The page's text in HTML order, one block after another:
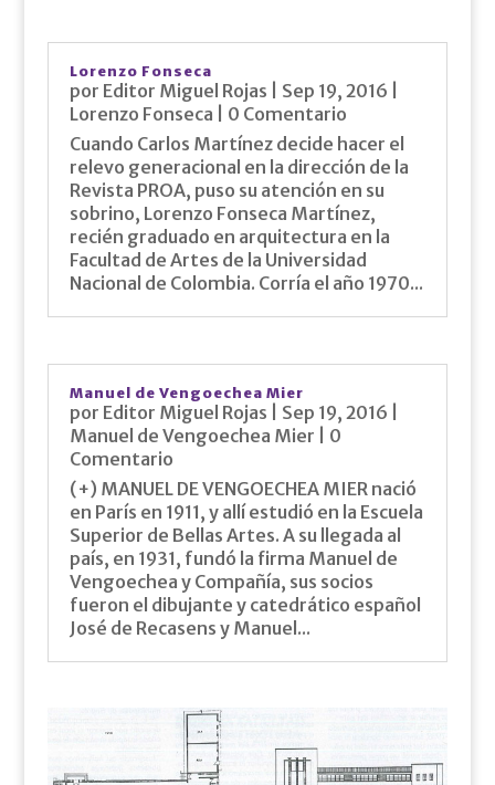
Lorenzo Fonseca
por Editor Miguel Rojas Sep 19, 2016
Lorenzo Fonseca | 0 Comentario
Cuando Carlos Martínez decide hacer el
relevo generacional en la dirección de la
Revista PROA, puso su atención en su
sobrino, Lorenzo Fonseca Martínez,
recién graduado en arquitectura en la
Facultad de Artes de la Universidad
Nacional de Colombia. Corría el año 1970...
Manuel de Vengoechea Mier
por Editor Miguel Rojas Sep 19, 2016
Manuel de Vengoechea Mier | 0
Comentario
(+) MANUEL DE VENGOECHEA MIER nació
en París en 1911, y allí estudió en la Escuela
Superior de Bellas Artes. A su llegada al
país, en 1931, fundó la firma Manuel de
Vengoechea y Compañía, sus socios
fueron el dibujante y catedrático español
José de Recasens y Manuel...